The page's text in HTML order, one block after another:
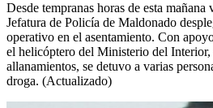
Desde tempranas horas de esta mañana
Jefatura de Policía de Maldonado
operativo en el asentamiento. Con
el helicóptero del Ministerio del Interior,
allanamientos, se detuvo a varias
droga. (Actualizado)